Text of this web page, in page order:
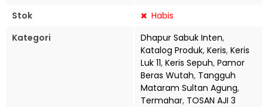
Stok
Habis
Kategori
Dhapur Sabuk Inten,
Katalog Produk, Keris, Keris
Luk 11, Keris Sepuh, Pamor
Beras Wutah, Tangguh
Mataram Sultan Agung,
Termahar, TOSAN AJI 3